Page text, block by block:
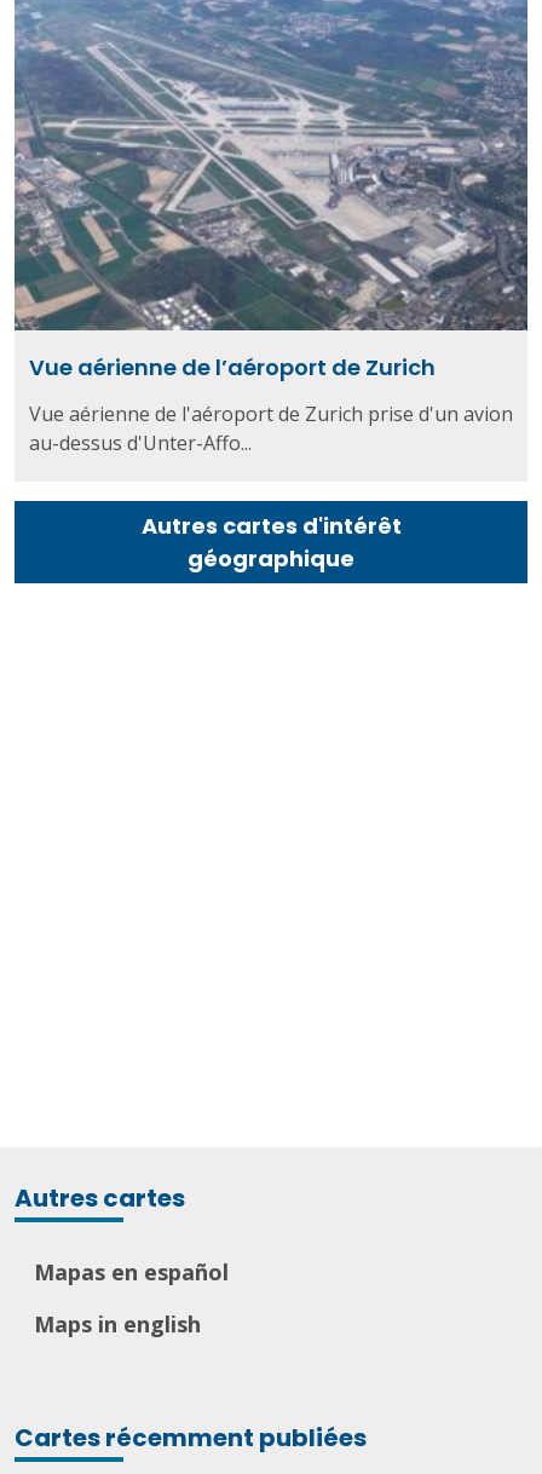
Vue aérienne de l’aéroport de Zurich
Vue aérienne de l'aéroport de Zurich prise d'un avion
au-dessus d'Unter-Affo...
Autres cartes d'intérêt
géographique
Autres cartes
Mapas en español
Maps in english
Cartes récemment publiées